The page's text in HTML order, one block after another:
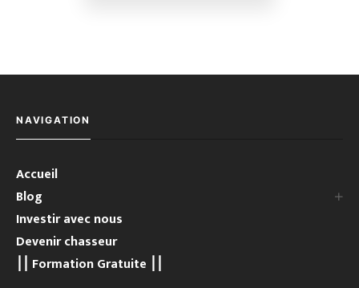
NAVIGATION
Accueil
Blog
Investir avec nous
Devenir chasseur
⎮⎮ Formation Gratuite ⎮⎮